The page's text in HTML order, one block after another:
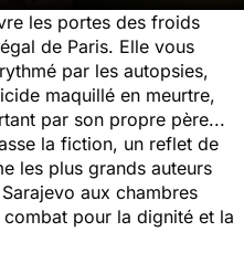
les portes des froids
de Paris. Elle vous
par les autopsies,
maquillé en meurtre,
par son propre père...
la fiction, un reflet de
les plus grands auteurs
aux chambres
pour la dignité et la